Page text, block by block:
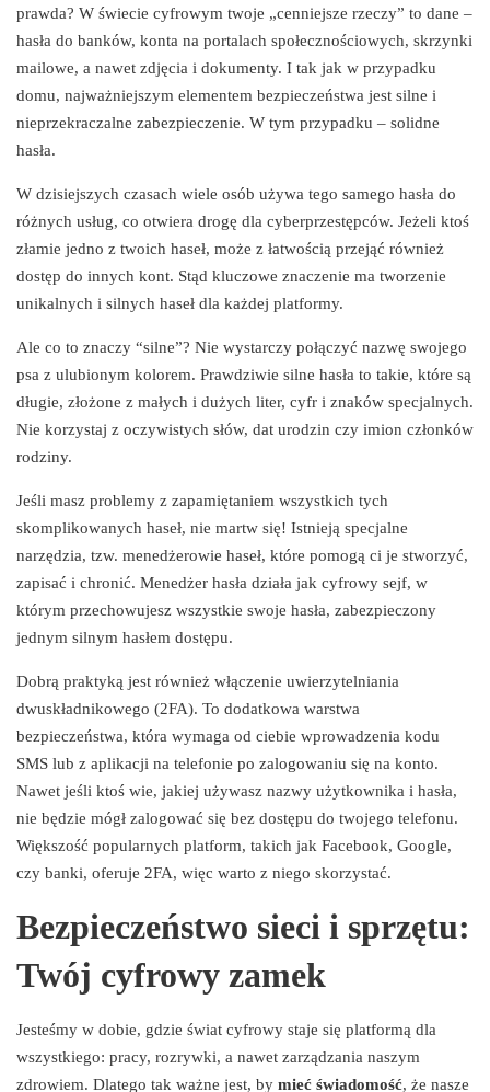
prawda? W świecie cyfrowym twoje „cenniejsze rzeczy” to dane –
hasła do banków, konta na portalach społecznościowych, skrzynki
mailowe, a nawet zdjęcia i dokumenty. I tak jak w przypadku
domu, najważniejszym elementem bezpieczeństwa jest silne i
nieprzekraczalne zabezpieczenie. W tym przypadku – solidne
hasła.
W dzisiejszych czasach wiele osób używa tego samego hasła do
różnych usług, co otwiera drogę dla cyberprzestępców. Jeżeli ktoś
złamie jedno z twoich haseł, może z łatwością przejąć również
dostęp do innych kont. Stąd kluczowe znaczenie ma tworzenie
unikalnych i silnych haseł dla każdej platformy.
Ale co to znaczy “silne”? Nie wystarczy połączyć nazwę swojego
psa z ulubionym kolorem. Prawdziwie silne hasła to takie, które są
długie, złożone z małych i dużych liter, cyfr i znaków specjalnych.
Nie korzystaj z oczywistych słów, dat urodzin czy imion członków
rodziny.
Jeśli masz problemy z zapamiętaniem wszystkich tych
skomplikowanych haseł, nie martw się! Istnieją specjalne
narzędzia, tzw. menedżerowie haseł, które pomogą ci je stworzyć,
zapisać i chronić. Menedżer hasła działa jak cyfrowy sejf, w
którym przechowujesz wszystkie swoje hasła, zabezpieczony
jednym silnym hasłem dostępu.
Dobrą praktyką jest również włączenie uwierzytelniania
dwuskładnikowego (2FA). To dodatkowa warstwa
bezpieczeństwa, która wymaga od ciebie wprowadzenia kodu
SMS lub z aplikacji na telefonie po zalogowaniu się na konto.
Nawet jeśli ktoś wie, jakiej używasz nazwy użytkownika i hasła,
nie będzie mógł zalogować się bez dostępu do twojego telefonu.
Większość popularnych platform, takich jak Facebook, Google,
czy banki, oferuje 2FA, więc warto z niego skorzystać.
Bezpieczeństwo sieci i sprzętu:
Twój cyfrowy zamek
Jesteśmy w dobie, gdzie świat cyfrowy staje się platformą dla
wszystkiego: pracy, rozrywki, a nawet zarządzania naszym
zdrowiem. Dlatego tak ważne jest, by mieć świadomość, że nasze